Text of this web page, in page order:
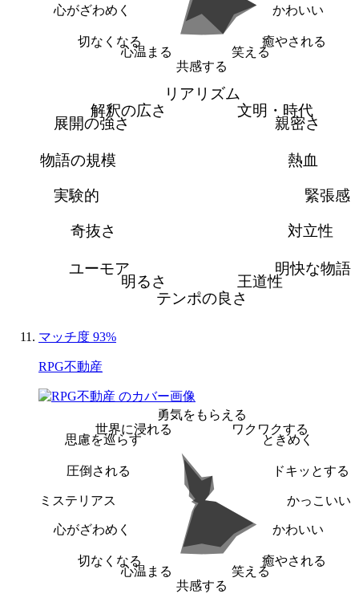
かわいい
癒やされる
笑える
共感する
心温まる
切なくなる
心がざわめく
リアリズム
文明・時代
親密さ
熱血
緊張感
対立性
明快な物語
王道性
テンポの良さ
明るさ
ユーモア
奇抜さ
実験的
物語の規模
展開の強さ
解釈の広さ
マッチ度 93%
RPG不動産
勇気をもらえる
ワクワクする
ときめく
ドキッとする
かっこいい
かわいい
癒やされる
笑える
共感する
心温まる
切なくなる
心がざわめく
ミステリアス
圧倒される
思慮を巡らす
世界に浸れる